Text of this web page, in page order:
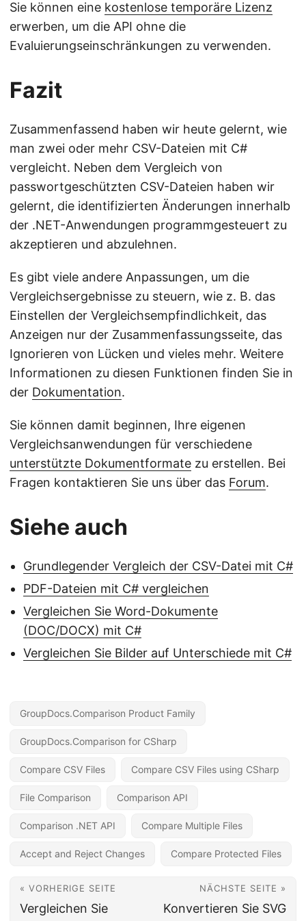
Sie können eine kostenlose temporäre Lizenz
erwerben, um die API ohne die
Evaluierungseinschränkungen zu verwenden.
Fazit
Zusammenfassend haben wir heute gelernt, wie
man zwei oder mehr CSV-Dateien mit C#
vergleicht. Neben dem Vergleich von
passwortgeschützten CSV-Dateien haben wir
gelernt, die identifizierten Änderungen innerhalb
der .NET-Anwendungen programmgesteuert zu
akzeptieren und abzulehnen.
Es gibt viele andere Anpassungen, um die
Vergleichsergebnisse zu steuern, wie z. B. das
Einstellen der Vergleichsempfindlichkeit, das
Anzeigen nur der Zusammenfassungsseite, das
Ignorieren von Lücken und vieles mehr. Weitere
Informationen zu diesen Funktionen finden Sie in
der Dokumentation.
Sie können damit beginnen, Ihre eigenen
Vergleichsanwendungen für verschiedene
unterstützte Dokumentformate zu erstellen. Bei
Fragen kontaktieren Sie uns über das Forum.
Siehe auch
Grundlegender Vergleich der CSV-Datei mit C#
PDF-Dateien mit C# vergleichen
Vergleichen Sie Word-Dokumente
(DOC/DOCX) mit C#
Vergleichen Sie Bilder auf Unterschiede mit C#
GroupDocs.Comparison Product Family
GroupDocs.Comparison for CSharp
Compare CSV Files Compare CSV Files using CSharp
File Comparison Comparison API
Comparison .NET API Compare Multiple Files
Accept and Reject Changes Compare Protected Files
« VORHERIGE SEITE
Vergleichen Sie
NÄCHSTE SEITE »
Konvertieren Sie SVG